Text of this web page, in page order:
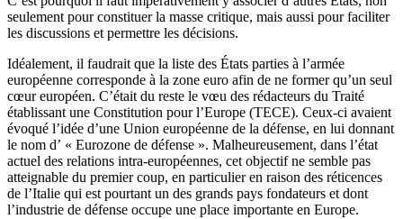
seulement pour constituer la masse critique, mais aussi pour faciliter
les discussions et permettre les décisions.
Idéalement, il faudrait que la liste des États parties à l’armée
européenne corresponde à la zone euro afin de ne former qu’un seul
cœur européen. C’était du reste le vœu des rédacteurs du Traité
établissant une Constitution pour l’Europe (TECE). Ceux-ci avaient
évoqué l’idée d’une Union européenne de la défense, en lui donnant
le nom d’ « Eurozone de défense ». Malheureusement, dans l’état
actuel des relations intra-européennes, cet objectif ne semble pas
atteignable du premier coup, en particulier en raison des réticences
de l’Italie qui est pourtant un des grands pays fondateurs et dont
l’industrie de défense occupe une place importante en Europe.